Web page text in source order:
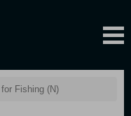
Fishing (N)